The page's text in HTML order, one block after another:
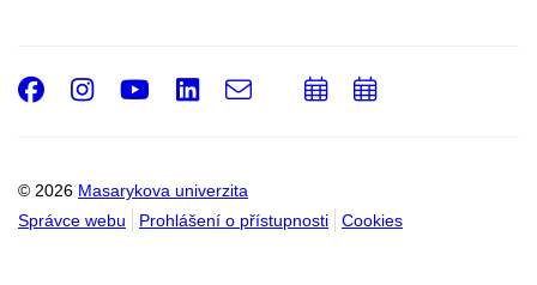
© 2026 Masarykova univerzita
Správce webu
Prohlášení o přístupnosti Cookies
Facebook
Instagram
Youtube
LinkedIn
e-
PřidatPřidat